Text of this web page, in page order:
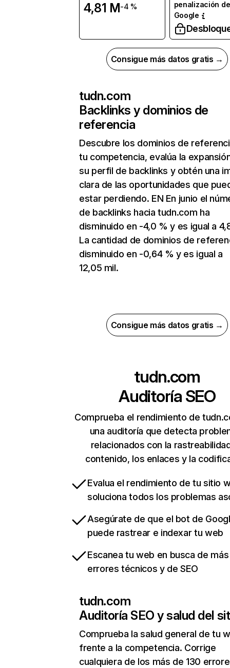
4,81 M-4 %
penalización de
Google
Consigue más datos gratis →
tudn.com
Backlinks y dominios de
referencia
Descubre los dominios de
tu competencia, evalúa la
su perfil de backlinks y obtén una
clara de las oportunidades que
estar perdiendo. EN En junio el
de backlinks hacia tudn.com ha
disminuido en -4,0 % y es igual a
La cantidad de dominios de
disminuido en -0,64 % y es igual a
12,05 mil.
Consigue más datos gratis →
tudn.com
Auditoría SEO
Comprueba el rendimiento de
una auditoría que detecta
relacionados con la
contenido, los enlaces y la
Evalua el rendimiento de tu sitio
soluciona todos los problemas
Asegúrate de que el bot de
puede rastrear e indexar tu web
Escanea tu web en busca de
errores técnicos y de SEO
tudn.com
Auditoría SEO y salud del
Comprueba la salud general de tu
frente a la competencia. Corrige
cualquiera de los más de 130